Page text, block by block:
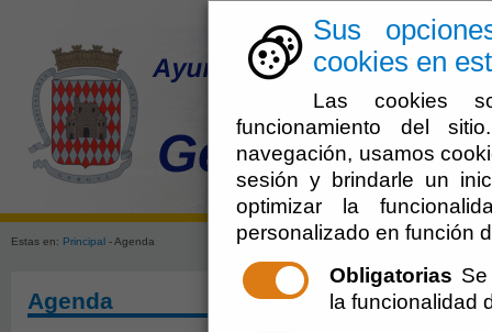
Sus
cookies en
Las cookies
funcionamiento del
navegación, usamos
sesión y brindarle un
optimizar la
personalizado en función
Obligatorias
la funcionalidad
El
Estas en: Principal - Agenda
Agenda